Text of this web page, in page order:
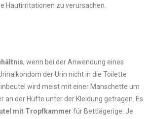
Hautirritationen zu verursachen.
, wenn bei der Anwendung eines
der Urin nicht in die Toilette
wird meist mit einer Manschette um
an der Hüfte unter der Kleidung getragen. Es
mit Tropfkammer für Bettlägerige. Je